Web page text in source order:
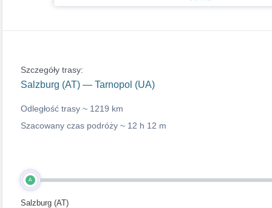
Szczegóły trasy:
Salzburg (AT) — Tarnopol (UA)
Odległość trasy ~ 1219 km
Szacowany czas podróży ~ 12 h 12 m
A
Salzburg (AT)